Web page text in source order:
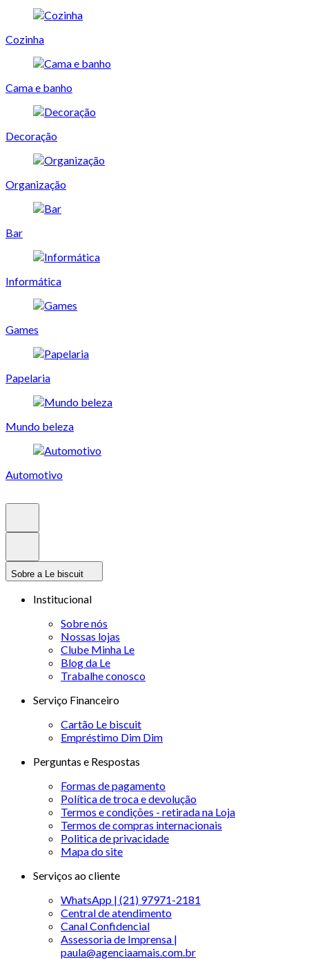
Cozinha
Cama e banho
Decoração
Organização
Bar
Informática
Games
Papelaria
Mundo beleza
Automotivo
Sobre a Le biscuit
Institucional
Sobre nós
Nossas lojas
Clube Minha Le
Blog da Le
Trabalhe conosco
Serviço Financeiro
Cartão Le biscuit
Empréstimo Dim Dim
Perguntas e Respostas
Formas de pagamento
Política de troca e devolução
Termos e condições - retirada na Loja
Termos de compras internacionais
Politica de privacidade
Mapa do site
Serviços ao cliente
WhatsApp | (21) 97971-2181
Central de atendimento
Canal Confidencial
Assessoria de Imprensa |
paula@agenciaamais.com.br